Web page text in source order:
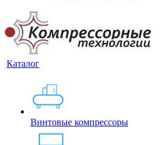
Каталог
Винтовые компрессоры